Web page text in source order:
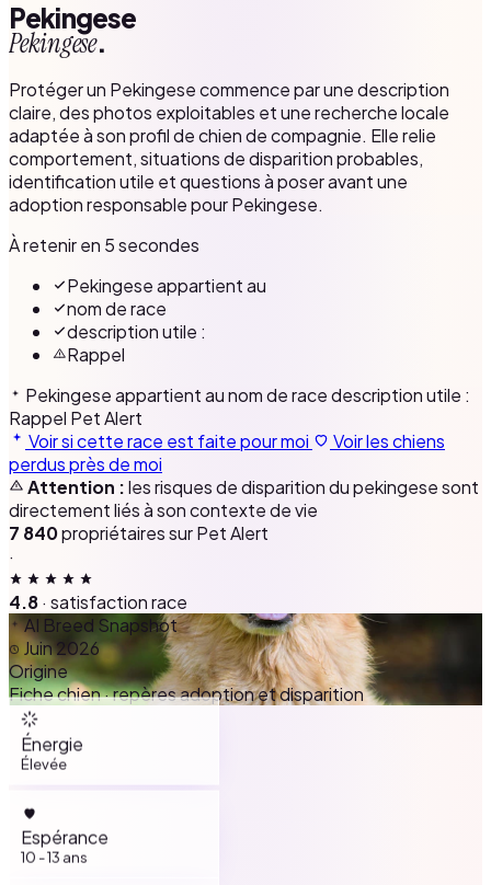
Pekingese
Pekingese.
Protéger un Pekingese commence par une description
claire, des photos exploitables et une recherche locale
adaptée à son profil de chien de compagnie. Elle relie
comportement, situations de disparition probables,
identification utile et questions à poser avant une
adoption responsable pour Pekingese.
À retenir en 5 secondes
Pekingese appartient au
nom de race
description utile :
Rappel
Pekingese appartient aunom de racedescription utile :
Rappel Pet Alert
Voir si cette race est faite pour moi
Voir les chiens
perdus près de moi
Attention :les risques de disparition du pekingese sont
directement liés à son contexte de vie
7 840propriétaires sur Pet Alert
·
4.8· satisfaction race
AI Breed Snapshot
Juin 2026
Origine
Fiche chien · repères adoption et disparition
Énergie
Élevée
Espérance
10 - 13 ans